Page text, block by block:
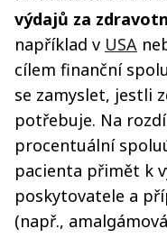
výdajů za
například v USA
cílem finanční
se zamyslet, jestli
potřebuje. Na
procentuální
pacienta přimět k
poskytovatele a
(např.,